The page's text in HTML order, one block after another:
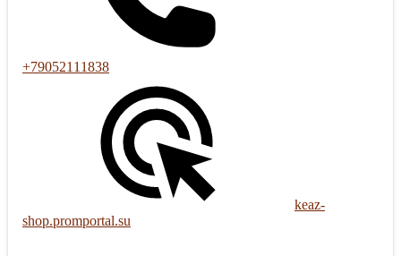
+79052111838
keaz-
shop.promportal.su